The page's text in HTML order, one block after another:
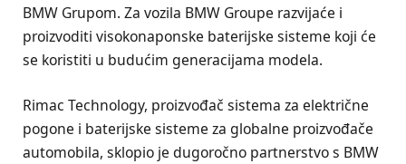
BMW Grupom. Za vozila BMW Groupe razvijaće i
proizvoditi visokonaponske baterijske sisteme koji će
se koristiti u budućim generacijama modela.
Rimac Technology, proizvođač sistema za električne
pogone i baterijske sisteme za globalne proizvođače
automobila, sklopio je dugoročno partnerstvo s BMW